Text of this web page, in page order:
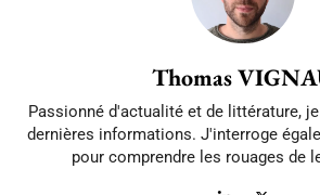
Thomas
Passionné d'actualité et de littérature,
dernières informations. J'interroge
pour comprendre les rouages de